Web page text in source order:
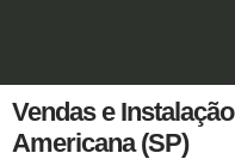
Vendas e
Americana (SP)